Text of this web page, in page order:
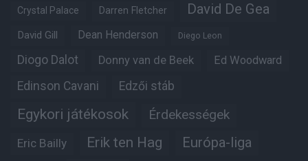
Crystal Palace Darren Fletcher David De Gea
David Gill Dean Henderson Diego Leon
Diogo Dalot Donny van de Beek Ed Woodward
Edinson Cavani Edzői stáb
Egykori játékosok Érdekességek
Eric Bailly Erik ten Hag Európa-liga